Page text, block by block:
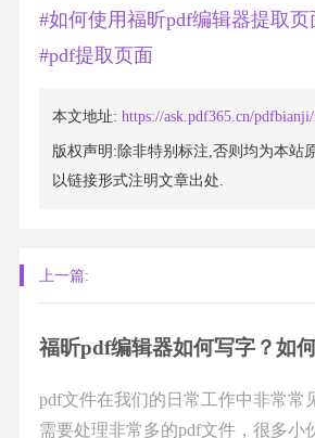
#如何使用福昕pdf编辑器提取页
#pdf提取页面
本文地址: https://ask.pdf365.cn/
版权声明:除非特别标注,否则均为本站
以链接形式注明文章出处.
上一篇:
pdf文件在我们的日常工作中非常常
需要处理非常多的pdf文件，很多小